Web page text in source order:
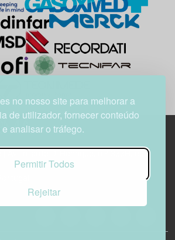
no nosso site para melhorar a
de utilizador, fornecer conteúdo
analisar o tráfego.
Permitir Todos
Rejeitar
| Av. Infante D. Henrique, n.º 333H, esc.